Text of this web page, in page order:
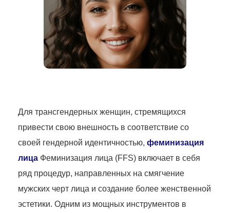
Для трансгендерных женщин, стремящихся
привести свою внешность в соответствие со
своей гендерной идентичностью, феминизация
лица Феминизация лица (FFS) включает в себя
ряд процедур, направленных на смягчение
мужских черт лица и создание более женственной
эстетики. Одним из мощных инструментов в